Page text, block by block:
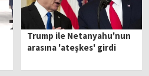
Trump ile Netanyahu'nun
arasına 'ateşkes' girdi